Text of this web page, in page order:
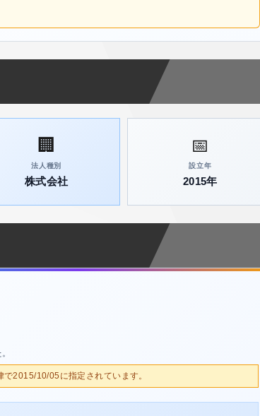
🏢
法人種別
株式会社
📅
設立年
2015年
2015/10/05に指定されています。